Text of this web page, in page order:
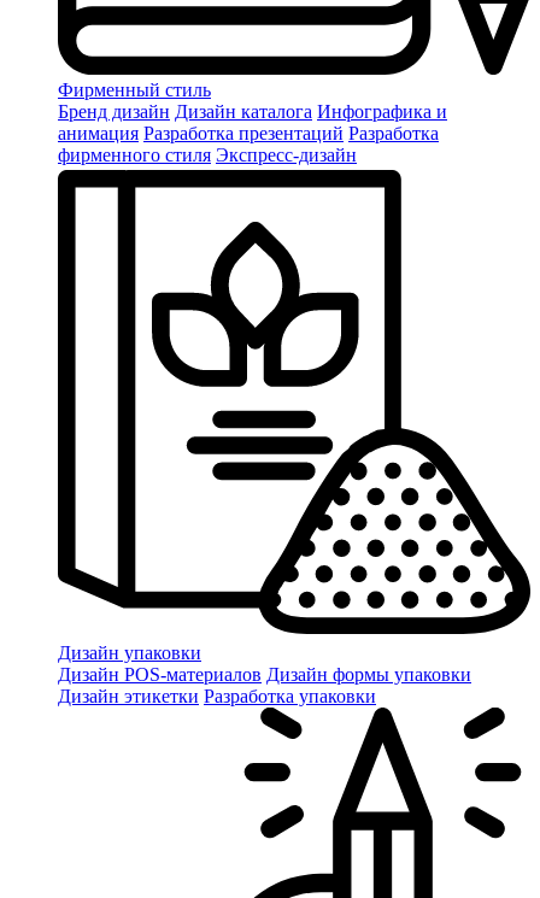
Фирменный стиль
Бренд дизайн Дизайн каталога Инфографика и
анимация Разработка презентаций Разработка
фирменного стиля Экспресс-дизайн
Дизайн упаковки
Дизайн POS-материалов Дизайн формы упаковки
Дизайн этикетки Разработка упаковки